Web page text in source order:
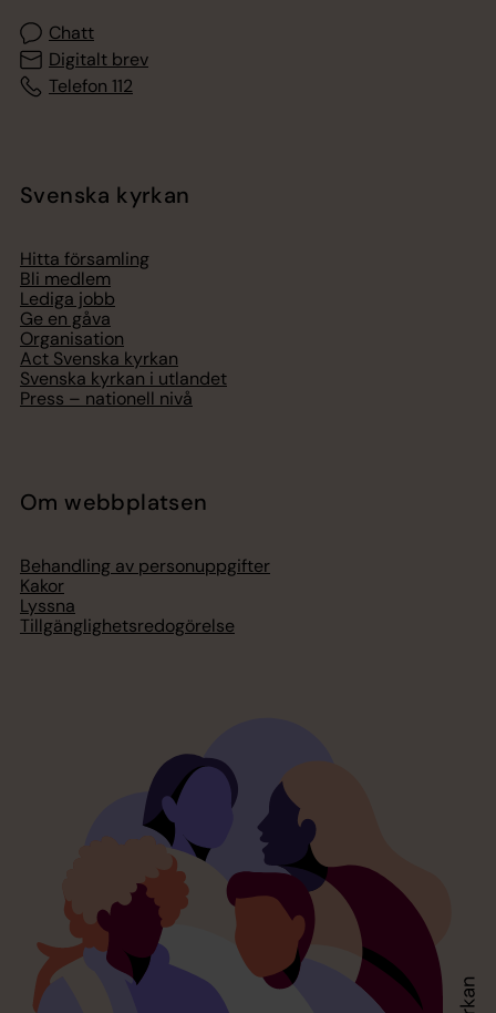
Chatt
Digitalt brev
Telefon 112
Svenska kyrkan
Hitta församling
Bli medlem
Lediga jobb
Ge en gåva
Organisation
Act Svenska kyrkan
Svenska kyrkan i utlandet
Press – nationell nivå
Om webbplatsen
Behandling av personuppgifter
Kakor
Lyssna
Tillgänglighetsredogörelse